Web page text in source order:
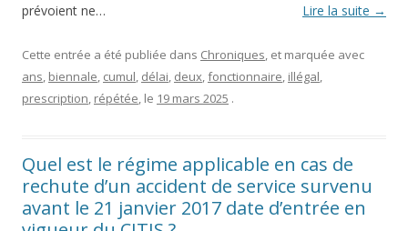
prévoient ne…
Lire la suite →
Cette entrée a été publiée dans Chroniques, et marquée avec
ans, biennale, cumul, délai, deux,fonctionnaire, illégal,
prescription, répétée, le 19 mars 2025 .
Quel est le régime applicable en cas de
rechute d’un accident de service survenu
avant le 21 janvier 2017 date d’entrée en